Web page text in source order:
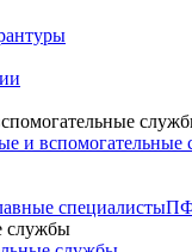
и вспомогательные
специалисты
службы